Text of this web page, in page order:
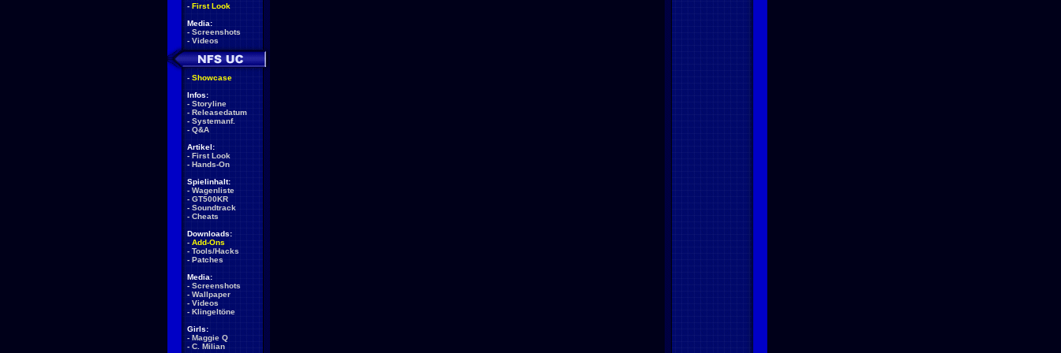
- First Look
Media:
- Screenshots
- Videos
- Showcase
Infos:
- Storyline
- Releasedatum
- Systemanf.
- Q&A
Artikel:
- First Look
- Hands-On
Spielinhalt:
- Wagenliste
- GT500KR
- Soundtrack
- Cheats
Downloads:
- Add-Ons
- Tools/Hacks
- Patches
Media:
- Screenshots
- Wallpaper
- Videos
- Klingeltöne
Girls:
- Maggie Q
- C. Milian